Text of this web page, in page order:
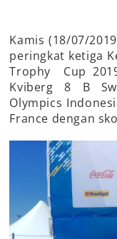
Kamis (18/07/
peringkat ketiga
Trophy Cup
Kviberg 8 B
Olympics
France dengan